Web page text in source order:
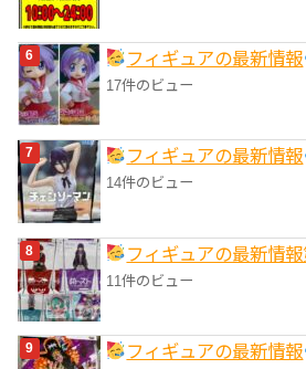
フィギュアの最新情報
17件のビュー
フィギュアの最新情報
14件のビュー
フィギュアの最新情
11件のビュー
フィギュアの最新情報